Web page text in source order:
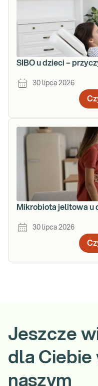
SIBO u dzieci –
30 lipca 2026
Mikrobiota jelitowa u
30 lipca 2026
Jeszcze
dla Ciebie
naszym